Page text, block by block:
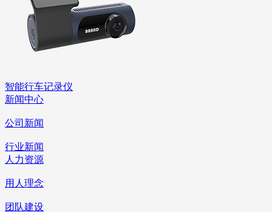
智能行车记录仪
新闻中心
公司新闻
行业新闻
人力资源
用人理念
团队建设